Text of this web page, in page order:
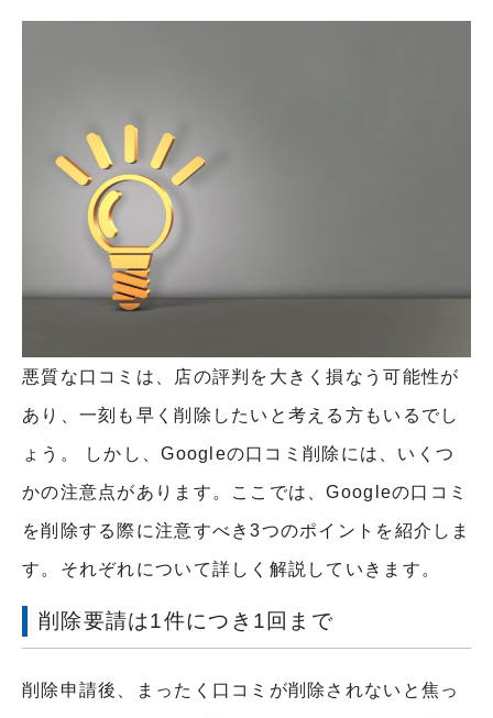
悪質な口コミは、店の評判を大きく損なう可能性が
あり、一刻も早く削除したいと考える方もいるでし
ょう。 しかし、Googleの口コミ削除には、いくつ
かの注意点があります。ここでは、Googleの口コミ
を削除する際に注意すべき3つのポイントを紹介しま
す。それぞれについて詳しく解説していきます。
削除要請は1件につき1回まで
削除申請後、まったく口コミが削除されないと焦っ